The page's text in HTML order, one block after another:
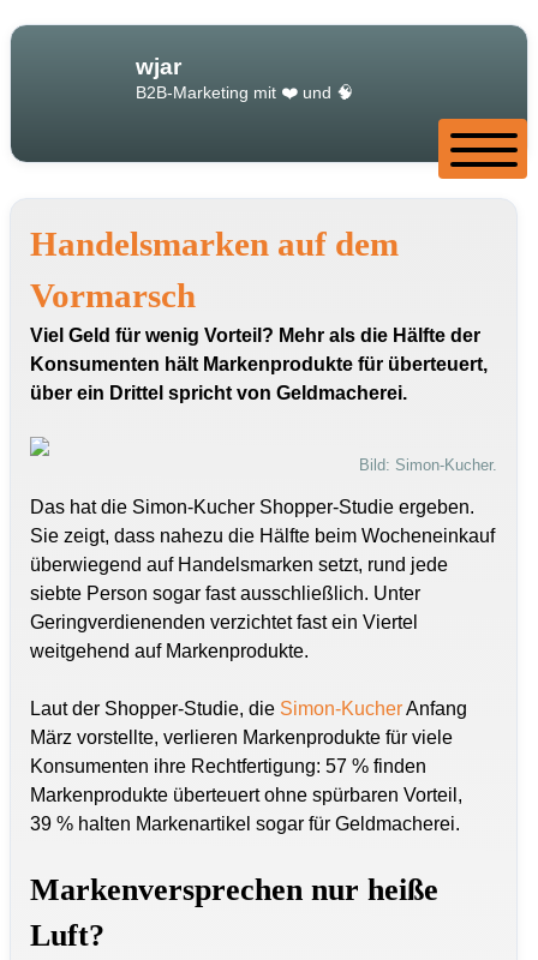
wjar
B2B-Marketing mit ❤️ und 🧠
Handelsmarken auf dem
Vormarsch
Viel Geld für wenig Vorteil? Mehr als die Hälfte der
Konsumenten hält Markenprodukte für überteuert,
über ein Drittel spricht von Geldmacherei.
Bild: Simon-Kucher.
Das hat die Simon-Kucher Shopper-Studie ergeben.
Sie zeigt, dass nahezu die Hälfte beim Wocheneinkauf
überwiegend auf Handelsmarken setzt, rund jede
siebte Person sogar fast ausschließlich. Unter
Geringverdienenden verzichtet fast ein Viertel
weitgehend auf Markenprodukte.
Laut der Shopper-Studie, die Simon-KucherAnfang
März vorstellte, verlieren Markenprodukte für viele
Konsumenten ihre Rechtfertigung: 57 % finden
Markenprodukte überteuert ohne spürbaren Vorteil,
39 % halten Markenartikel sogar für Geldmacherei.
Markenversprechen nur heiße
Luft?